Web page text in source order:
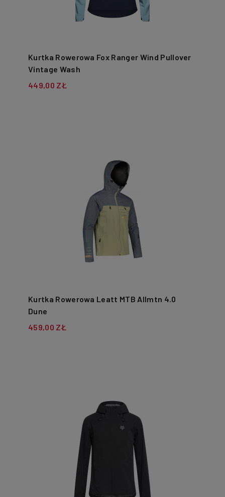
Kurtka Rowerowa Fox Ranger Wind Pullover
Vintage Wash
449,00 ZŁ
Kurtka Rowerowa Leatt MTB Allmtn 4.0
Dune
459,00 ZŁ